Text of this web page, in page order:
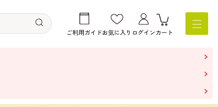
ご利用ガイドお気に入り ログインカート